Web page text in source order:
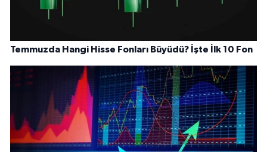
Temmuzda Hangi Hisse Fonları Büyüdü? İşte İlk 10 Fon